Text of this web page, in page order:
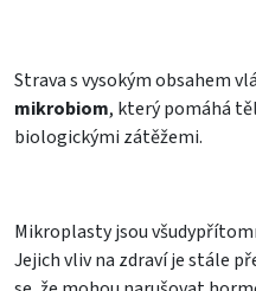
Strava s vysokým obsahem
mikrobiom, který pomáhá
biologickými zátěžemi.
Mikroplasty jsou
Jejich vliv na zdraví je stále